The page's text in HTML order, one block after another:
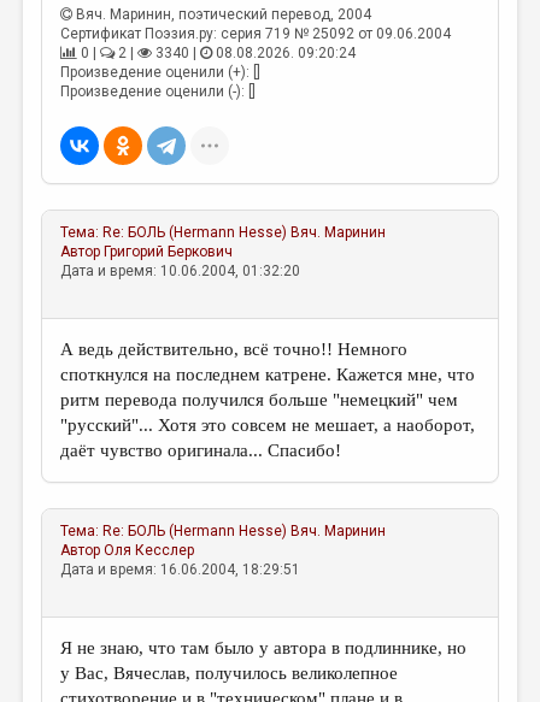
ОБЪЯВЛЕНИЯ
КОЛОНКА РЕДАКТОРА
РЕДКОЛЛЕГИЯ
ОТ РЕДАКЦИИ
МАЛАЯ ПРОЗА
ЭССЕИСТИКА
ЛИТЕРАТУРОВЕДЕНИЕ
КУЛЬТУРОВЕДЕНИЕ
ПУБЛИЦИСТИКА
РЕЦЕНЗИРОВАНИЕ
ЦИКЛЫ ПУБЛИКАЦИЙ
ТРЕДИАКОВСКИЙ
МЕДИА
ВКОНТАКТЕ
Вяч. Маринин, поэтический перевод, 2004
Сертификат Поэзия.ру: серия 719 № 25092 от 09.06.2004
0 |
2 | 3340 |
08.08.2026. 09:20:24
Произведение оценили (+): []
Произведение оценили (-): []
Тема: Re: БОЛЬ (Hermann Hesse) Вяч. Маринин
Автор Григорий Беркович
Дата и время: 10.06.2004, 01:32:20
А ведь действительно, всё точно!! Немного
споткнулся на последнем катрене. Кажется мне, что
ритм перевода получился больше "немецкий" чем
"русский"... Хотя это совсем не мешает, а наоборот,
даёт чувство оригинала... Спасибо!
Тема: Re: БОЛЬ (Hermann Hesse) Вяч. Маринин
АвторОля Кесслер
Дата и время: 16.06.2004, 18:29:51
Я не знаю, что там было у автора в подлиннике, но
у Вас, Вячеслав, получилось великолепное